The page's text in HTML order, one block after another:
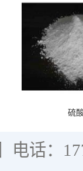
硫
电话：